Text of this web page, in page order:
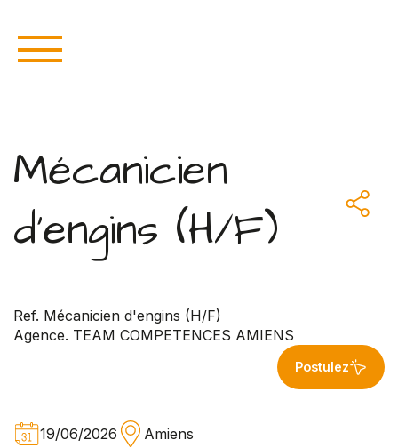
Mécanicien
d'engins (H/F)
Ref. Mécanicien d'engins (H/F)
Agence. TEAM COMPETENCES AMIENS
Postulez
19/06/2026 Amiens